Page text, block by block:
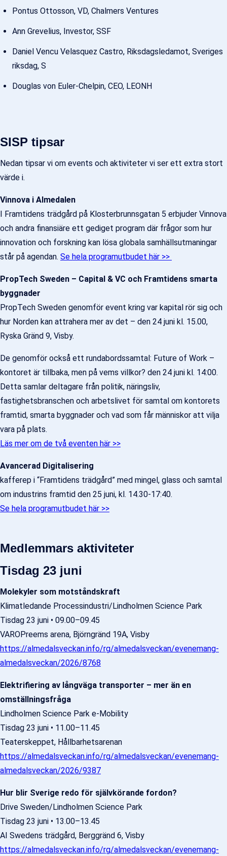
Pontus Ottosson, VD, Chalmers Ventures
Ann Grevelius, Investor, SSF
Daniel Vencu Velasquez Castro, Riksdagsledamot, Sveriges
riksdag, S
Douglas von Euler-Chelpin, CEO, LEONH
SISP tipsar
Nedan tipsar vi om events och aktiviteter vi ser ett extra stort
värde i.
Vinnova i Almedalen
I Framtidens trädgård på Klosterbrunnsgatan 5 erbjuder Vinnova
och andra finansiäre ett gediget program där frågor som hur
innovation och forskning kan lösa globala samhällsutmaningar
står på agendan. Se hela programutbudet här >>
PropTech Sweden – Capital & VC och Framtidens smarta
byggnader
PropTech Sweden genomför event kring var kapital rör sig och
hur Norden kan attrahera mer av det – den 24 juni kl. 15.00,
Ryska Gränd 9, Visby.
De genomför också ett rundabordssamtal: Future of Work –
kontoret är tillbaka, men på vems villkor? den 24 juni kl. 14:00.
Detta samlar deltagare från politik, näringsliv,
fastighetsbranschen och arbetslivet för samtal om kontorets
framtid, smarta byggnader och vad som får människor att vilja
vara på plats.
Läs mer om de två eventen här >>
Avancerad Digitalisering
kafferep i “Framtidens trädgård” med mingel, glass och samtal
om industrins framtid den 25 juni, kl. 14.30-17:40.
Se hela programutbudet här >>
Medlemmars aktiviteter
Tisdag 23 juni
Molekyler som motståndskraft
Klimatledande Processindustri/Lindholmen Science Park
Tisdag 23 juni • 09.00–09.45
VAROPreems arena, Björngränd 19A, Visby
https://almedalsveckan.info/rg/almedalsveckan/evenemang-
almedalsveckan/2026/8768
Elektrifiering av långväga transporter – mer än en
omställningsfråga
Lindholmen Science Park e-Mobility
Tisdag 23 juni • 11.00–11.45
Teaterskeppet, Hållbarhetsarenan
https://almedalsveckan.info/rg/almedalsveckan/evenemang-
almedalsveckan/2026/9387
Hur blir Sverige redo för självkörande fordon?
Drive Sweden/Lindholmen Science Park
Tisdag 23 juni • 13.00–13.45
AI Swedens trädgård, Berggränd 6, Visby
https://almedalsveckan.info/rg/almedalsveckan/evenemang-